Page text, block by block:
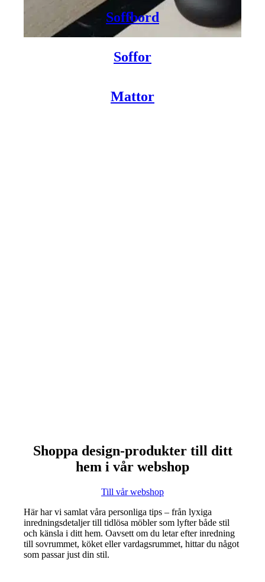
Soffbord
Soffor
Mattor
Shoppa design-produkter till ditt
hem i vår webshop
Till vår webshop
Här har vi samlat våra personliga tips – från lyxiga
inredningsdetaljer till tidlösa möbler som lyfter både stil
och känsla i ditt hem. Oavsett om du letar efter inredning
till sovrummet, köket eller vardagsrummet, hittar du något
som passar just din stil.